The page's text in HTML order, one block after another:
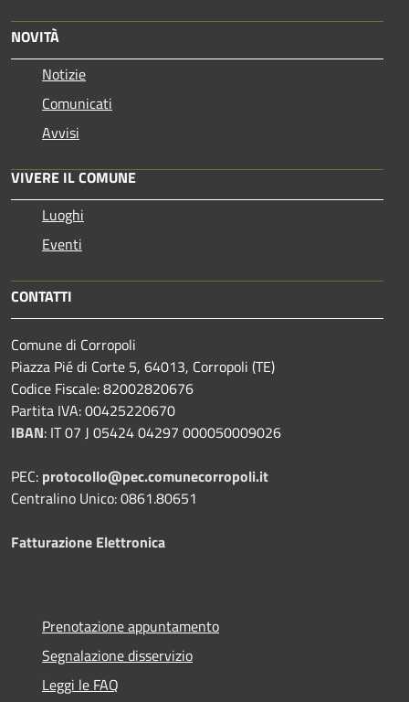
NOVITÀ
Notizie
Comunicati
Avvisi
VIVERE IL COMUNE
Luoghi
Eventi
CONTATTI
Comune di Corropoli
Piazza Pié di Corte 5, 64013, Corropoli (TE)
Codice Fiscale: 82002820676
Partita IVA: 00425220670
IBAN: IT 07 J 05424 04297 000050009026
PEC: protocollo@pec.comunecorropoli.it
Centralino Unico: 0861.80651
Fatturazione Elettronica
Prenotazione appuntamento
Segnalazione disservizio
Leggi le FAQ